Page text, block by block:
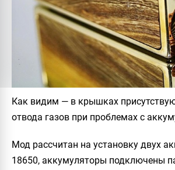
Как видим — в крышках
отвода газов при проблемах с
Мод рассчитан на установку двух
18650, аккумуляторы подключены